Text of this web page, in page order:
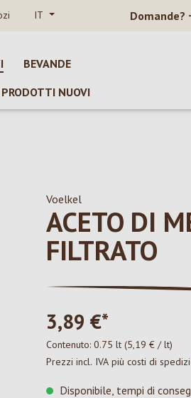
IT Domande?
BEVANDE
PRODOTTI NUOVI
Voelkel
ACETO DI
FILTRATO
3,89 €*
Contenuto: 0.75 lt (5,19 € / lt)
Prezzi incl. IVA più costi di
Disponibile, tempi di